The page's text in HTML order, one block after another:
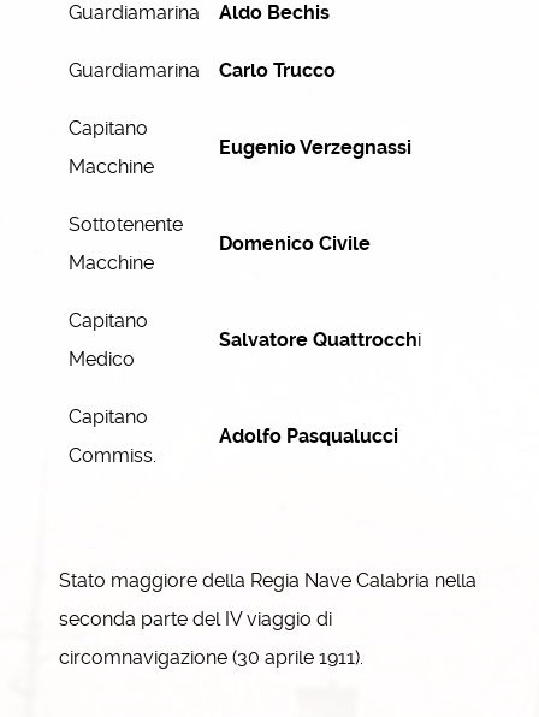
Guardiamarina Aldo Bechis
Guardiamarina Carlo Trucco
Capitano
Macchine
Eugenio Verzegnassi
Sottotenente
Macchine
Domenico Civile
Capitano
Medico
Salvatore Quattrocchi
Capitano
Commiss.
Adolfo Pasqualucci
Stato maggiore della Regia Nave Calabria nella
seconda parte del IV viaggio di
circomnavigazione (30 aprile 1911).